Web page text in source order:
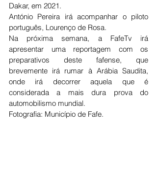
Dakar, em 2021.
António Pereira irá acompanhar o piloto
português, Lourenço de Rosa.
Na próxima semana, a FafeTv irá
apresentar uma reportagem com os
preparativos deste fafense, que
brevemente irá rumar à Arábia Saudita,
onde irá decorrer aquela que é
considerada a mais dura prova do
automobilismo mundial.
Fotografia: Município de Fafe.